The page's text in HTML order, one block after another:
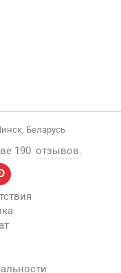
Беларусь
190 отзывов.